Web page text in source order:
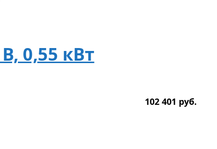
0,55 кВт
102 401 руб.